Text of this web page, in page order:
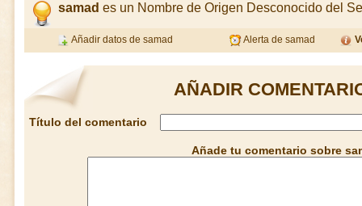
samad es un Nombre de Origen Desconocido del
Añadir datos de samad Alerta de samad
AÑADIR
Título del comentario
Añade tu comentario sobre